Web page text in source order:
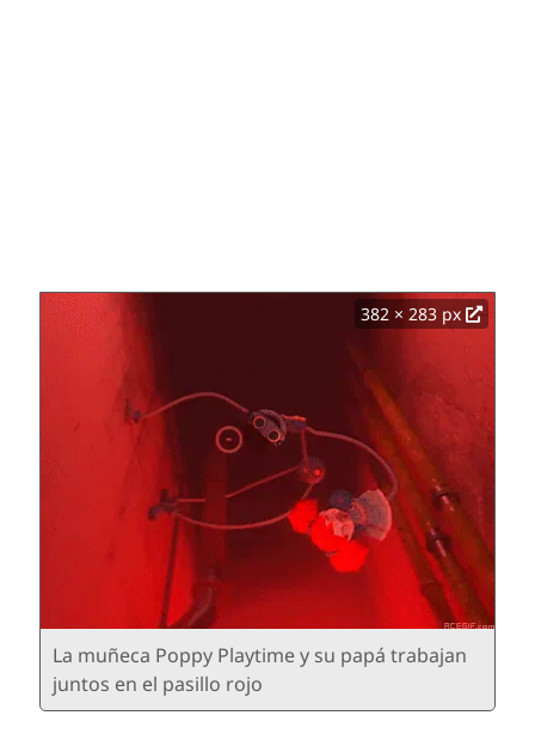
382 × 283 px
La muñeca Poppy Playtime y su papá trabajan
juntos en el pasillo rojo